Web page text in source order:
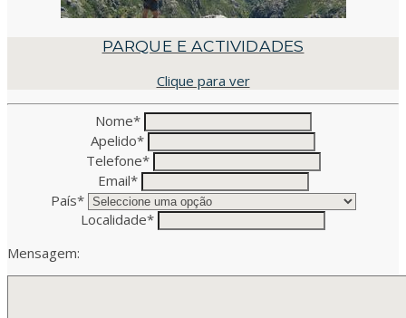
PARQUE E ACTIVIDADES
Clique para ver
Nome*
Apelido*
Telefone*
Email*
País*
Localidade*
Mensagem: